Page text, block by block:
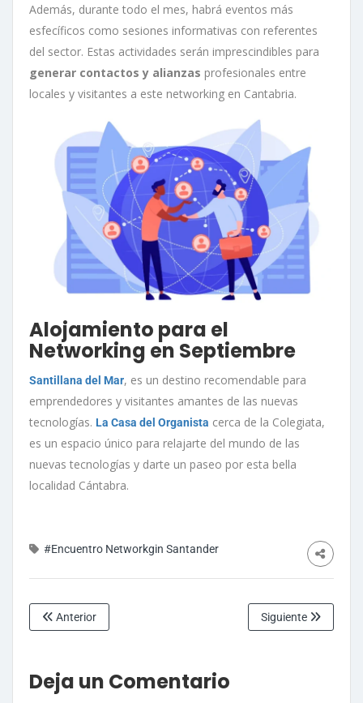
Además, durante todo el mes, habrá eventos más
esfecíficos como sesiones informativas con referentes
del sector. Estas actividades serán imprescindibles para
generar contactos y alianzas profesionales entre
locales y visitantes a este networking en Cantabria.
Alojamiento para el
Networking en Septiembre
Santillana del Mar, es un destino recomendable para
emprendedores y visitantes amantes de las nuevas
tecnologías. La Casa del Organista cerca de la Colegiata,
es un espacio único para relajarte del mundo de las
nuevas tecnologías y darte un paseo por esta bella
localidad Cántabra.
#Encuentro Networkgin Santander
Anterior Siguiente
Deja un Comentario